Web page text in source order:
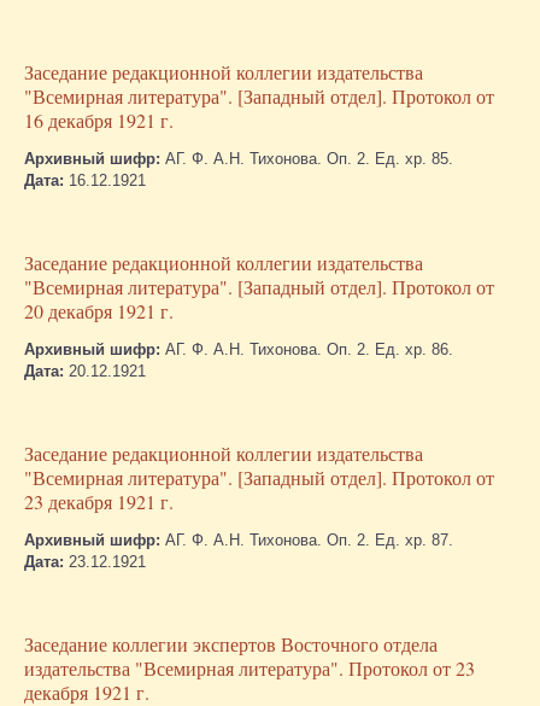
Заседание редакционной коллегии издательства
"Всемирная литература". [Западный отдел]. Протокол от
16 декабря 1921 г.
Архивный шифр: АГ. Ф. А.Н. Тихонова. Оп. 2. Ед. хр. 85.
Дата: 16.12.1921
Заседание редакционной коллегии издательства
"Всемирная литература". [Западный отдел]. Протокол от
20 декабря 1921 г.
Архивный шифр: АГ. Ф. А.Н. Тихонова. Оп. 2. Ед. хр. 86.
Дата: 20.12.1921
Заседание редакционной коллегии издательства
"Всемирная литература". [Западный отдел]. Протокол от
23 декабря 1921 г.
Архивный шифр: АГ. Ф. А.Н. Тихонова. Оп. 2. Ед. хр. 87.
Дата: 23.12.1921
Заседание коллегии экспертов Восточного отдела
издательства "Всемирная литература". Протокол от 23
декабря 1921 г.